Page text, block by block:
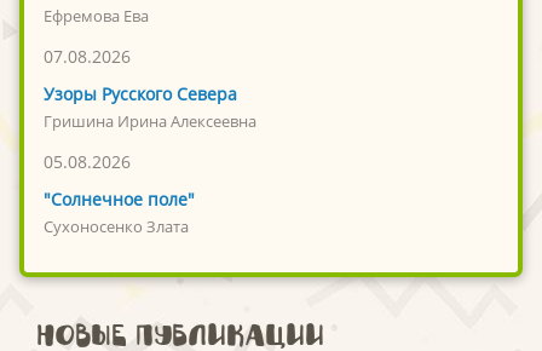
Ефремова Ева
07.08.2026
Узоры Русского Севера
Гришина Ирина Алексеевна
05.08.2026
"Солнечное поле"
Сухоносенко Злата
Новые публикации